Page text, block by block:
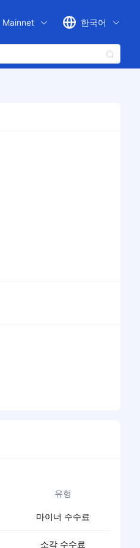
Mainnet 한국어
유형
마이너 수수료
소각 수수료